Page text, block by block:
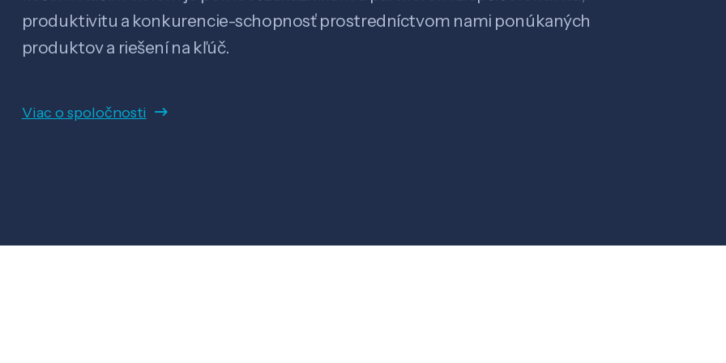
produktivitu a konkurencie-schopnosť prostredníctvom nami ponúkaných
produktov a riešení na kľúč.
Viac o spoločnosti